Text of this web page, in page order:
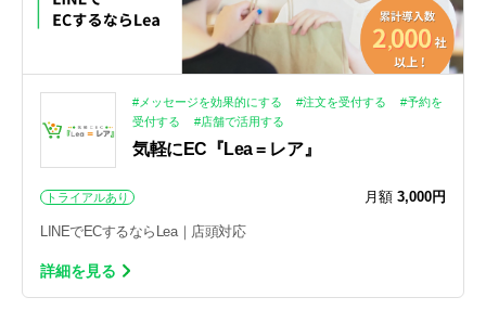
#メッセージを効果的にする #注文を受付する
#予約を
受付する
#店舗で活用する
気軽にEC『Lea = レア』
トライアルあり 月額 3,000円
LINEでECするならLea｜店頭対応
詳細を見る